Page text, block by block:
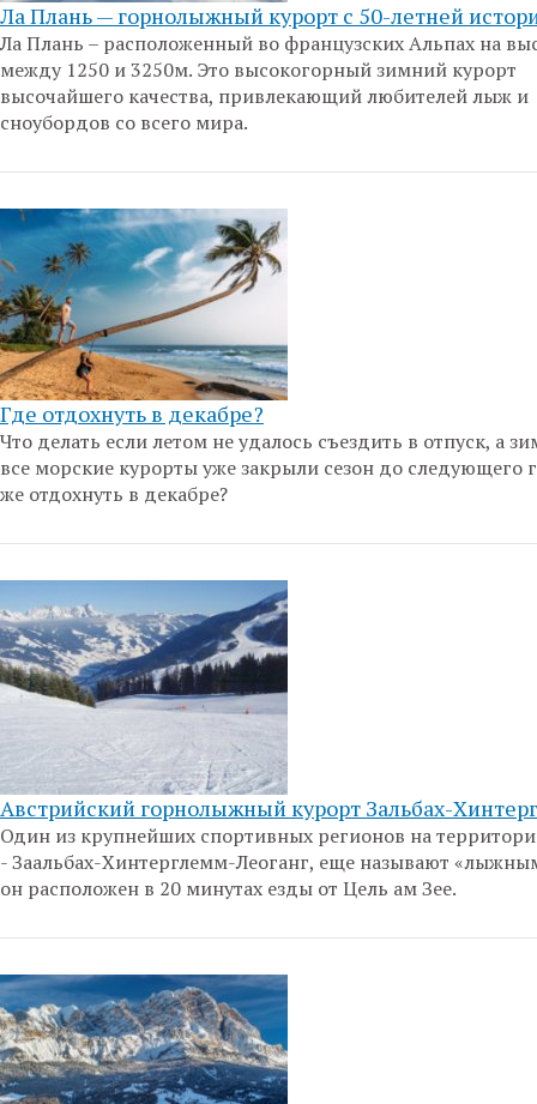
Ла Плань — горнолыжный курорт с 50-летней
Ла Плань – расположенный во французских Альпах на
между 1250 и 3250м. Это высокогорный зимний курорт
высочайшего качества, привлекающий любителей лыж и
сноубордов со всего мира.
Где отдохнуть в декабре?
Что делать если летом не удалось съездить в отпуск, а
все морские курорты уже закрыли сезон до следующего
же отдохнуть в декабре?
Австрийский горнолыжный курорт Зальбах-
Один из крупнейших спортивных регионов на
- Заальбах-Хинтерглемм-Леоганг, еще называют
он расположен в 20 минутах езды от Цель ам Зее.